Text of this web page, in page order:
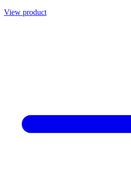
View product